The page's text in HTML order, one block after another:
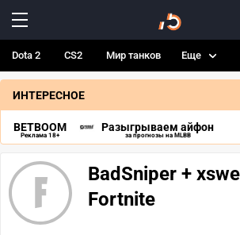
Dota 2 CS2 Мир танков Еще
ИНТЕРЕСНОЕ
BETBOOM
Реклама 18+
Разыгрываем айфон
за прогнозы на MLBB
BadSniper +
Fortnite